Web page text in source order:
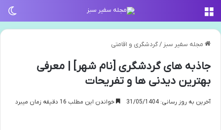
مجله سفیر سبز /گردشگری و اقامتی
جاذبه های گردشگری [نام شهر] | معرفی
بهترین دیدنی ها و تفریحات
آخرین به روز رسانی: 31/05/1404 خواندن این مطلب 16 دقیقه زمان میبرد